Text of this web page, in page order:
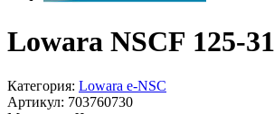
Lowara NSCF 125-
Категория: Lowara e-NSC
Артикул: 703760730